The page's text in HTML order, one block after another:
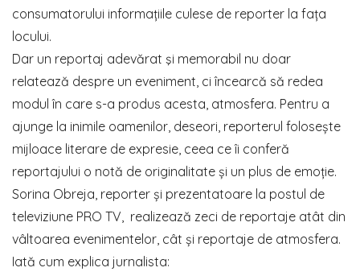
consumatorului informațiile culese de reporter la fața
locului.
Dar un reportaj adevărat şi memorabil nu doar
relatează despre un eveniment, ci încearcă să redea
modul în care s-a produs acesta, atmosfera. Pentru a
ajunge la inimile oamenilor, deseori, reporterul folosește
mijloace literare de expresie, ceea ce îi conferă
reportajului o notă de originalitate și un plus de emoție.
Sorina Obreja, reporter și prezentatoare la postul de
televiziune PRO TV, realizează zeci de reportaje atât din
vâltoarea evenimentelor, cât și reportaje de atmosfera.
Iată cum explica jurnalista: